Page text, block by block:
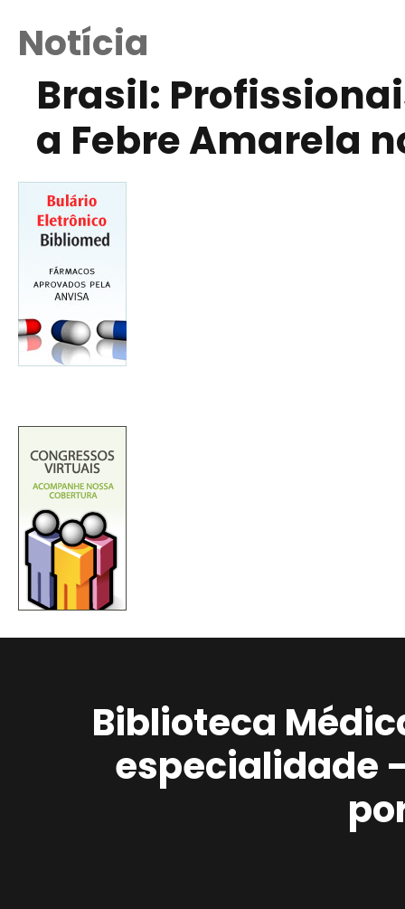
Notícia
Brasil:
a Febre Amarela
Biblioteca
especialidade